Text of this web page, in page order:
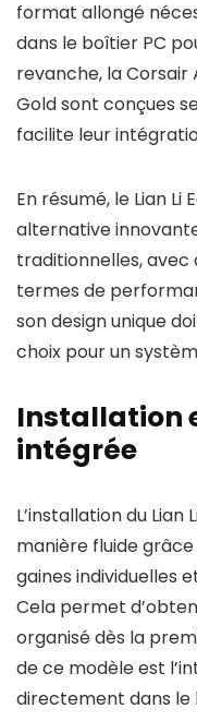
format allongé
dans le boîtier PC
revanche, la Corsair
Gold sont conçues
facilite leur
En résumé, le Lian Li
alternative
traditionnelles,
termes de
son design unique
choix pour un
Installation
intégrée
L’installation du Lian
manière fluide
gaines individuelles
Cela permet
organisé dès la
de ce modèle est
directement dans le